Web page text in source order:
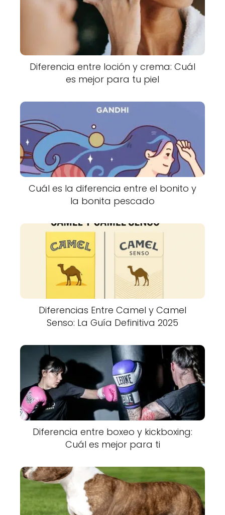
Diferencia entre loción y crema: Cuál
es mejor para tu piel
Cuál es la diferencia entre el bonito y
la bonita pescado
Diferencias Entre Camel y Camel
Senso: La Guía Definitiva 2025
Diferencia entre boxeo y kickboxing:
Cuál es mejor para ti